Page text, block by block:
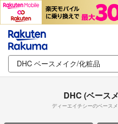
DHC (ベース
ディーエイチシーのベース